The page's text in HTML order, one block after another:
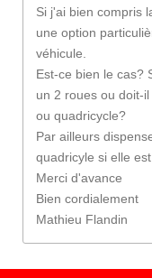
Si j'ai bien compris
une option
véhicule.
Est-ce bien le cas?
un 2 roues ou doit-
ou quadricycle?
Par ailleurs
quadricyle si elle
Merci d'avance
Bien cordialement
Mathieu Flandin